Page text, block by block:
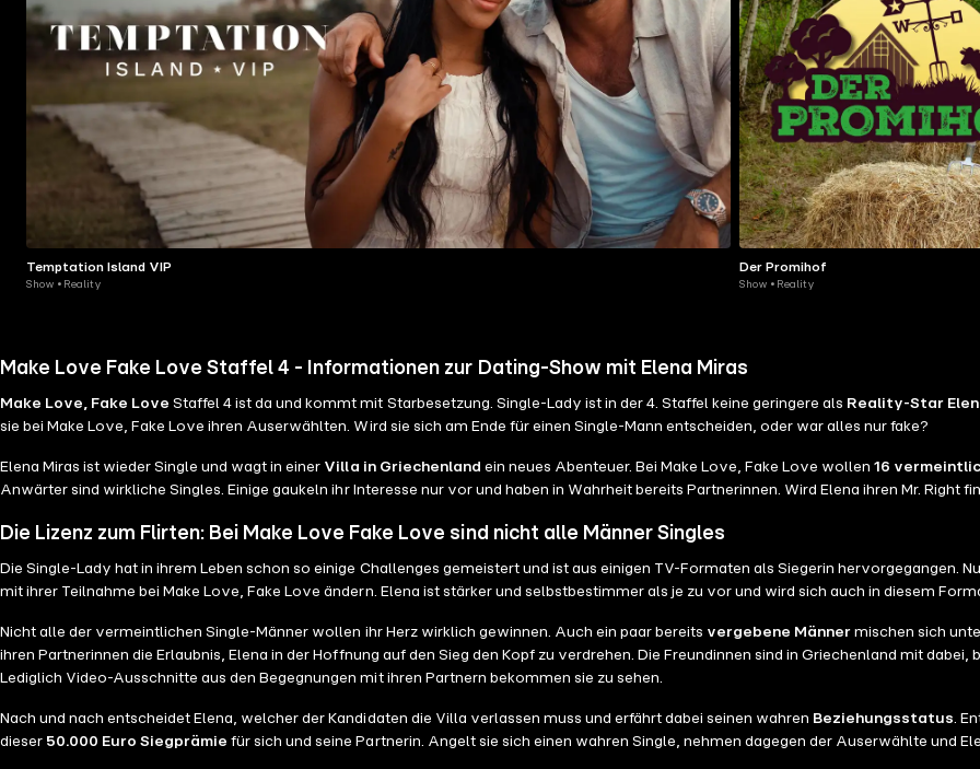
Temptation Island VIP
Show • Reality
Der Promihof
Show • Reality
Make Love Fake Love Staffel 4 - Informationen zur Dating-Show mit Elena Miras
Make Love, Fake Love Staffel 4 ist da und kommt mit Starbesetzung. Single-Lady ist in der 4. Staffel keine geringere als Reality-Star
sie bei Make Love, Fake Love ihren Auserwählten. Wird sie sich am Ende für einen Single-Mann entscheiden, oder war alles nur fake?
Elena Miras ist wieder Single und wagt in einer Villa in Griechenland ein neues Abenteuer. Bei Make Love, Fake Love wollen16
Anwärter sind wirkliche Singles. Einige gaukeln ihr Interesse nur vor und haben in Wahrheit bereits Partnerinnen. Wird Elena ihren Mr. Right
Die Lizenz zum Flirten: Bei Make Love Fake Love sind nicht alle Männer Singles
Die Single-Lady hat in ihrem Leben schon so einige Challenges gemeistert und ist aus einigen TV-Formaten als Siegerin hervorgegangen.
mit ihrer Teilnahme bei Make Love, Fake Love ändern. Elena ist stärker und selbstbestimmer als je zu vor und wird sich auch in diesem
Nicht alle der vermeintlichen Single-Männer wollen ihr Herz wirklich gewinnen. Auch ein paar bereits vergebene Männer mischen sich
ihren Partnerinnen die Erlaubnis, Elena in der Hoffnung auf den Sieg den Kopf zu verdrehen. Die Freundinnen sind in Griechenland mit
Lediglich Video-Ausschnitte aus den Begegnungen mit ihren Partnern bekommen sie zu sehen.
Nach und nach entscheidet Elena, welcher der Kandidaten die Villa verlassen muss und erfährt dabei seinen wahren Beziehungsstatus .
dieser 50.000 Euro Siegprämie für sich und seine Partnerin. Angelt sie sich einen wahren Single, nehmen dagegen der Auserwählte und